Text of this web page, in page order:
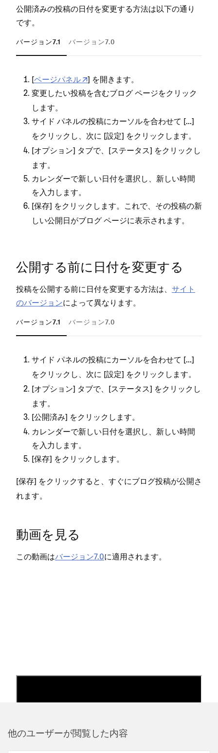
公開済みの投稿の日付を変更する方法は以下の通り
です⁠。
バージョン7.1 バージョン7.0
[⁠⁠⁠ペ⁠⁠⁠ージパネル
⁠⁠⁠] を開きます⁠⁠⁠。
変更したい投稿を含むブログ ペ⁠⁠⁠ージをクリ⁠⁠⁠ック
します⁠⁠⁠。
サイド パネルの投稿にカ⁠⁠⁠ーソルを合わせて [⁠⁠⁠⁠⁠⁠.⁠⁠⁠.⁠⁠⁠.⁠⁠⁠]
をクリ⁠⁠⁠ックし⁠⁠⁠、次に [⁠⁠⁠設定⁠⁠⁠] をクリ⁠⁠⁠ックします⁠⁠⁠。
[⁠⁠⁠オプシ⁠⁠⁠ョン⁠⁠⁠] タブで⁠⁠⁠、[⁠⁠⁠ステ⁠⁠⁠ータス⁠⁠⁠] をクリ⁠⁠⁠ックし
ます⁠⁠⁠。
カレンダ⁠⁠⁠ーで新しい日付を選択し⁠⁠⁠、新しい時間
を入力します⁠⁠⁠。
[⁠⁠⁠保存⁠⁠⁠] をクリ⁠⁠⁠ックします⁠⁠⁠。これで⁠⁠⁠、その投稿の新
しい公開日がブログ ペ⁠⁠⁠ージに表示されます⁠⁠⁠。
公開する前に日付を変更する
投稿を公開する前に日付を変更する方法は⁠、 サイト
のバ⁠ージ⁠ョンによ⁠って異なります⁠。
バージョン7.1 バージョン7.0
サイド パネルの投稿にカ⁠⁠⁠ーソルを合わせて [⁠⁠⁠⁠⁠⁠.⁠⁠⁠.⁠⁠⁠.⁠⁠⁠]
をクリ⁠⁠⁠ックし⁠⁠⁠、次に [⁠⁠⁠設定⁠⁠⁠] をクリ⁠⁠⁠ックします⁠⁠⁠。
[⁠⁠⁠オプシ⁠⁠⁠ョン⁠⁠⁠] タブで⁠⁠⁠、[⁠⁠⁠ステ⁠⁠⁠ータス⁠⁠⁠] をクリ⁠⁠⁠ックし
ます⁠⁠⁠。
[⁠⁠⁠公開済み⁠⁠⁠] をクリ⁠⁠⁠ックします⁠⁠⁠。
カレンダ⁠⁠⁠ーで新しい日付を選択し⁠⁠⁠、新しい時間
を入力します⁠⁠⁠。
[⁠⁠⁠保存⁠⁠⁠] をクリ⁠⁠⁠ックします⁠⁠⁠。
[⁠⁠⁠保存⁠⁠⁠] をクリ⁠⁠⁠ックすると⁠⁠⁠、すぐにブログ投稿が公開さ
れます⁠⁠⁠。
動画を見る
この動画はバ⁠ージ⁠ョン7⁠.0に適用されます⁠。
他のユ⁠ーザ⁠ーが閲覧した内容